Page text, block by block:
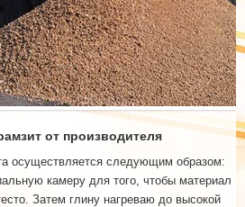
от производителя
осуществляется следующим образом:
камеру для того, чтобы материал
Затем глину нагреваю до высокой